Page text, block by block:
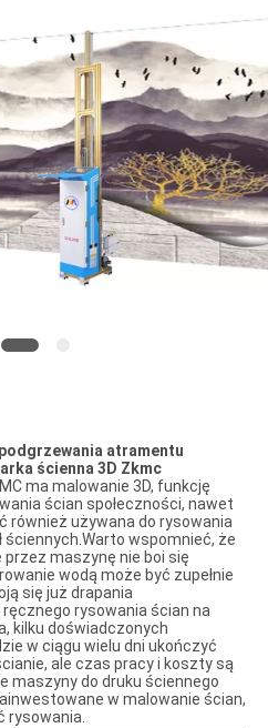
atramentu
ścienna 3D Zkmc
ma malowanie 3D, funkcję
ścian społeczności, nawet
również używana do rysowania
ściennych.Warto wspomnieć, że
maszynę nie boi się
wodą może być zupełnie
się już drapania
rysowania ścian na
kilku doświadczonych
w ciągu wielu dni ukończyć
ale czas pracy i koszty są
maszyny do druku ściennego
w malowanie ścian,
rysowania.